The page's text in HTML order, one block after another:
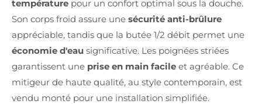
température pour un confort optimal sous la douche.
Son corps froid assure une sécurité anti-brûlure
appréciable, tandis que la butée 1/2 débit permet une
économie d'eau significative. Les poignées striées
garantissent une prise en main facile et agréable. Ce
mitigeur de haute qualité, au style contemporain, est
vendu monté pour une installation simplifiée.